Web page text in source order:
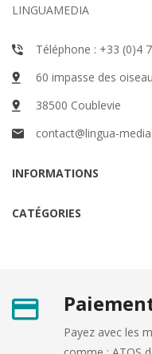
LINGUAMEDIA
Téléphone : +33 (0)4
60 impasse des
38500 Coublevie
contact@lingua-
INFORMATIONS
CATÉGORIES
Payez avec les